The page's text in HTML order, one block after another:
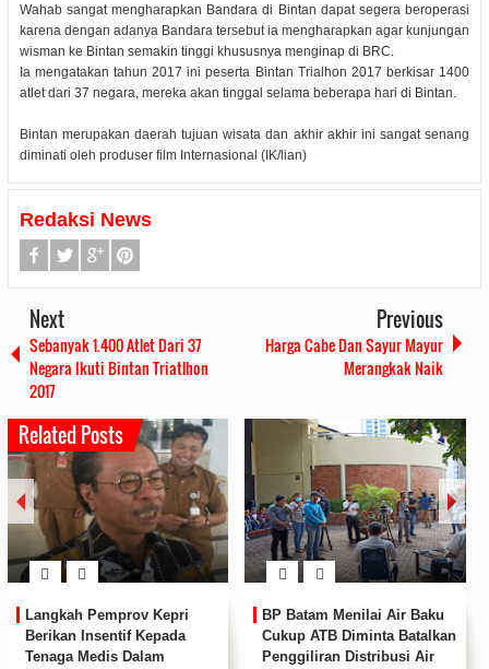
Wahab sangat mengharapkan Bandara di Bintan dapat segera beroperasi
karena dengan adanya Bandara tersebut ia mengharapkan agar kunjungan
wisman ke Bintan semakin tinggi khususnya menginap di BRC.
Ia mengatakan tahun 2017 ini peserta Bintan Trialhon 2017 berkisar 1400
atlet dari 37 negara, mereka akan tinggal selama beberapa hari di Bintan.
Bintan merupakan daerah tujuan wisata dan akhir akhir ini sangat senang
diminati oleh produser film Internasional (IK/lian)
Redaksi News
Next
Sebanyak 1.400 Atlet Dari 37
Negara Ikuti Bintan Triatlhon
2017
Previous
Harga Cabe Dan Sayur Mayur
Merangkak Naik
Related Posts
Langkah Pemprov Kepri
Berikan Insentif Kepada
Tenaga Medis Dalam
BP Batam Menilai Air Baku
Cukup ATB Diminta Batalkan
Penggiliran Distribusi Air